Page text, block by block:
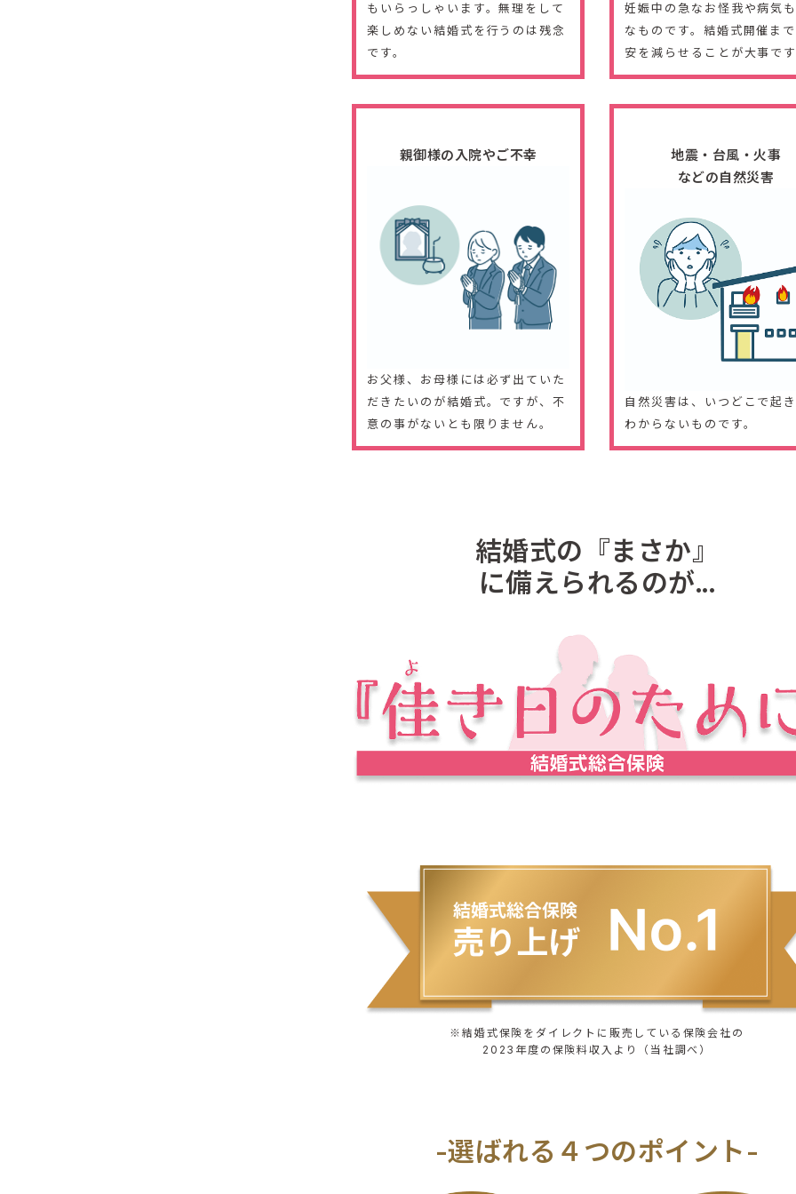
もいらっしゃいます。無理をして
楽しめない結婚式を行うのは残念
です。
妊娠中の急なお怪我や病気
なものです。結婚式開催ま
安を減らせることが大事で
親御様の入院やご不幸
お父様、お母様には必ず出ていた
だきたいのが結婚式。ですが、不
意の事がないとも限りません。
地震・台風・火事
などの自然災害
自然災害は、いつどこで起
わからないものです。
結婚式の『まさか』
に備えられるのが...
※結婚式保険をダイレクトに販売している保険会社の
2023年度の保険料収入より（当社調べ）
-選ばれる４つのポイント-